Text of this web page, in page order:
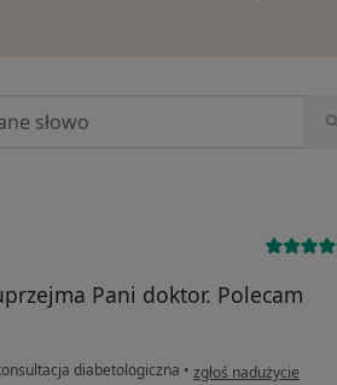
Pani doktor. Polecam
diabetologiczna • w opinii użytkownika
zgłoś nadużycie